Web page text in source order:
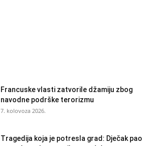
Francuske vlasti zatvorile džamiju zbog
navodne podrške terorizmu
7. kolovoza 2026.
Tragedija koja je potresla grad: Dječak pao